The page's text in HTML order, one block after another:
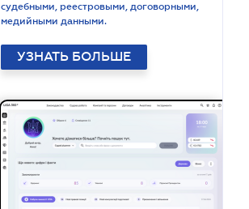
судебными, реестровыми, договорными,
медийными данными.
УЗНАТЬ БОЛЬШЕ